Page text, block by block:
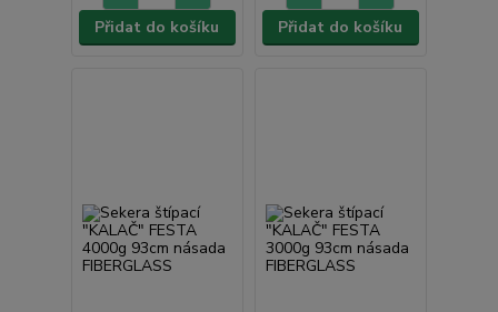
Přidat do košíku Přidat do košíku